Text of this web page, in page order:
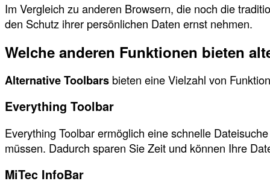
Im Vergleich zu anderen Browsern, die noch die
den Schutz ihrer persönlichen Daten ernst nehmen.
Welche anderen Funktionen bieten
Alternative Toolbars bieten eine Vielzahl von
Everything Toolbar
Everything Toolbar ermöglich eine schnelle
müssen. Dadurch sparen Sie Zeit und können Ihre
MiTec InfoBar